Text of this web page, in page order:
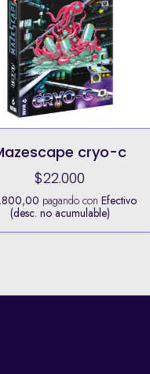
cryo-c
$22.000
pagando conEfectivo
(desc. no acumulable)